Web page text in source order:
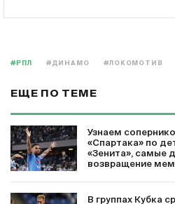
#РПЛ #ДИНАМО #ЛОКОМОТИВ
ЕЩЕ ПО ТЕМЕ
Узнаем
«Спартака» по
«Зенита», самые
возвращение
В группах Кубка